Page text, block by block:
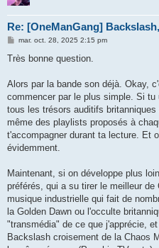
Re: [OneManGang]
M
s
g
mar. oct. 28, 2025 2:15 pm
Très bonne question.
Alors par la bande son déjà. Okay,
commencer par le plus simple. Si
tous les trésors auditifs
même des playlists proposés à
t'accompagner durant ta lecture. Et
évidemment.
Maintenant, si on développe plus
préférés, qui a su tirer le meilleur
musique industrielle qui fait de
la Golden Dawn ou l'occulte
"transmédia" de ce que j'apprécie,
Backslash croisement de la Chaos